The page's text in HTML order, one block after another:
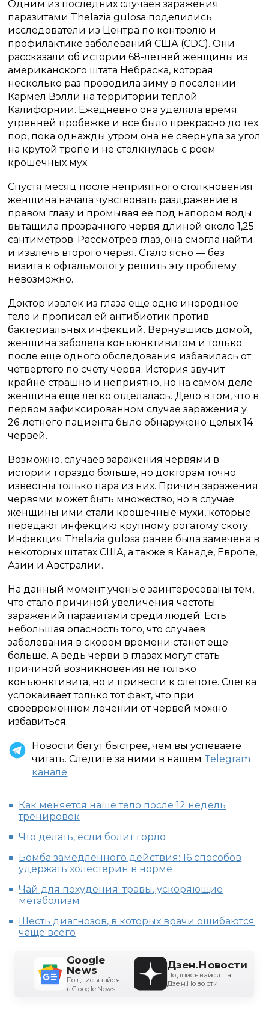
Одним из последних случаев заражения
паразитами Thelazia gulosa поделились
исследователи из Центра по контролю и
профилактике заболеваний США (CDC). Они
рассказали об истории 68-летней женщины из
американского штата Небраска, которая
несколько раз проводила зиму в поселении
Кармел Вэлли на территории теплой
Калифорнии. Ежедневно она уделяла время
утренней пробежке и все было прекрасно до тех
пор, пока однажды утром она не свернула за угол
на крутой тропе и не столкнулась с роем
крошечных мух.
Спустя месяц после неприятного столкновения
женщина начала чувствовать раздражение в
правом глазу и промывая ее под напором воды
вытащила прозрачного червя длиной около 1,25
сантиметров. Рассмотрев глаз, она смогла найти
и извлечь второго червя. Стало ясно — без
визита к офтальмологу решить эту проблему
невозможно.
Доктор извлек из глаза еще одно инородное
тело и прописал ей антибиотик против
бактериальных инфекций. Вернувшись домой,
женщина заболела конъюнктивитом и только
после еще одного обследования избавилась от
четвертого по счету червя. История звучит
крайне страшно и неприятно, но на самом деле
женщина еще легко отделалась. Дело в том, что в
первом зафиксированном случае заражения у
26-летнего пациента было обнаружено целых 14
червей.
Возможно, случаев заражения червями в
истории гораздо больше, но докторам точно
известны только пара из них. Причин заражения
червями может быть множество, но в случае
женщины ими стали крошечные мухи, которые
передают инфекцию крупному рогатому скоту.
Инфекция Thelazia gulosa ранее была замечена в
некоторых штатах США, а также в Канаде, Европе,
Азии и Австралии.
На данный момент ученые заинтересованы тем,
что стало причиной увеличения частоты
заражений паразитами среди людей. Есть
небольшая опасность того, что случаев
заболевания в скором времени станет еще
больше. А ведь черви в глазах могут стать
причиной возникновения не только
конъюнктивита, но и привести к слепоте. Слегка
успокаивает только тот факт, что при
своевременном лечении от червей можно
избавиться.
Новости бегут быстрее, чем вы успеваете
читать. Следите за ними в нашем Telegram
канале
Как меняется наше тело после 12 недель
тренировок
Что делать, если болит горло
Бомба замедленного действия: 16 способов
удержать холестерин в норме
Чай для похудения: травы, ускоряющие
метаболизм
Шесть диагнозов, в которых врачи ошибаются
чаще всего
Google
News
Подписывайся
в Google News
Дзен.Новости
Подписывайся на
Дзен.Новости